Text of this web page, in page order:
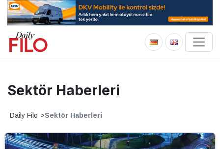
Sektör Haberleri
Daily Filo >Sektör Haberleri